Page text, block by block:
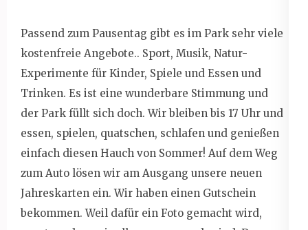
Passend zum Pausentag gibt es im Park sehr viele
kostenfreie Angebote.. Sport, Musik, Natur-
Experimente für Kinder, Spiele und Essen und
Trinken. Es ist eine wunderbare Stimmung und
der Park füllt sich doch. Wir bleiben bis 17 Uhr und
essen, spielen, quatschen, schlafen und genießen
einfach diesen Hauch von Sommer! Auf dem Weg
zum Auto lösen wir am Ausgang unsere neuen
Jahreskarten ein. Wir haben einen Gutschein
bekommen. Weil dafür ein Foto gemacht wird,